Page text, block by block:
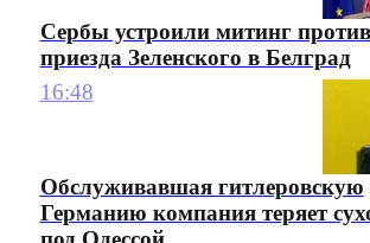
Сербы устроили митинг против
приезда Зеленского в Белград
16:48
Обслуживавшая гитлеровскую
Германию компания теряет